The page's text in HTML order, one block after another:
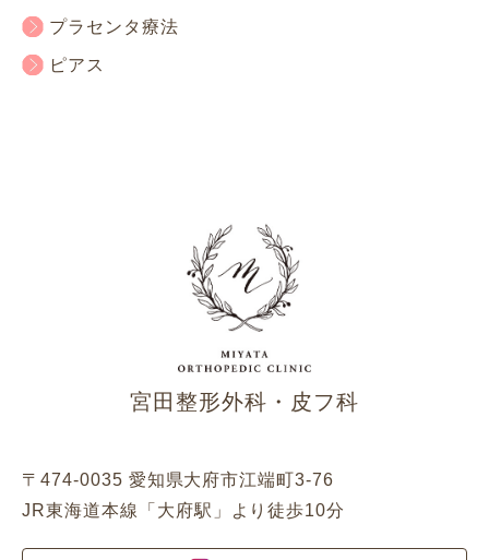
プラセンタ療法
ピアス
宮田整形外科・皮フ科
〒474-0035 愛知県大府市江端町3-76
JR東海道本線「大府駅」より徒歩10分